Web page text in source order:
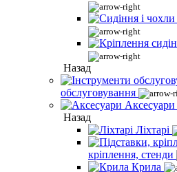
Назад
обслуговування
Аксесуари
Назад
Ліхтарі
кріплення, стенди
Крила